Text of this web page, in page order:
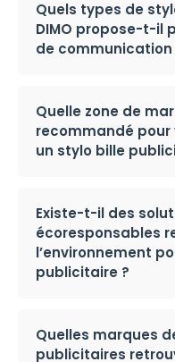
Quels types de
DIMO propose-t-il
de communication
Quelle zone de
recommandé pour
un stylo bille
Existe-t-il des
écoresponsables
l’environnement
publicitaire ?
Quelles marques
publicitaires